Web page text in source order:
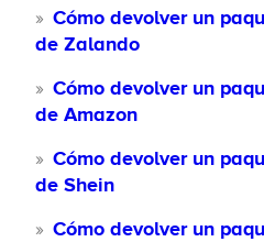
Cómo devolver un
de Zalando
Cómo devolver un
de Amazon
Cómo devolver un
de Shein
Cómo devolver un